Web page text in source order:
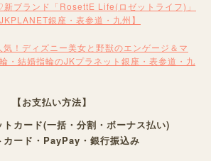
ブランド「RosettE Life(ロゼットライフ)」
銀座・表参道・九州】
！ディズニー美女と野獣のエンゲージ＆マ
・結婚指輪のJKプラネット銀座・表参道・九
【お支払い方法】
カード(一括・分割・ボーナス払い)
カード・PayPay・銀行振込み